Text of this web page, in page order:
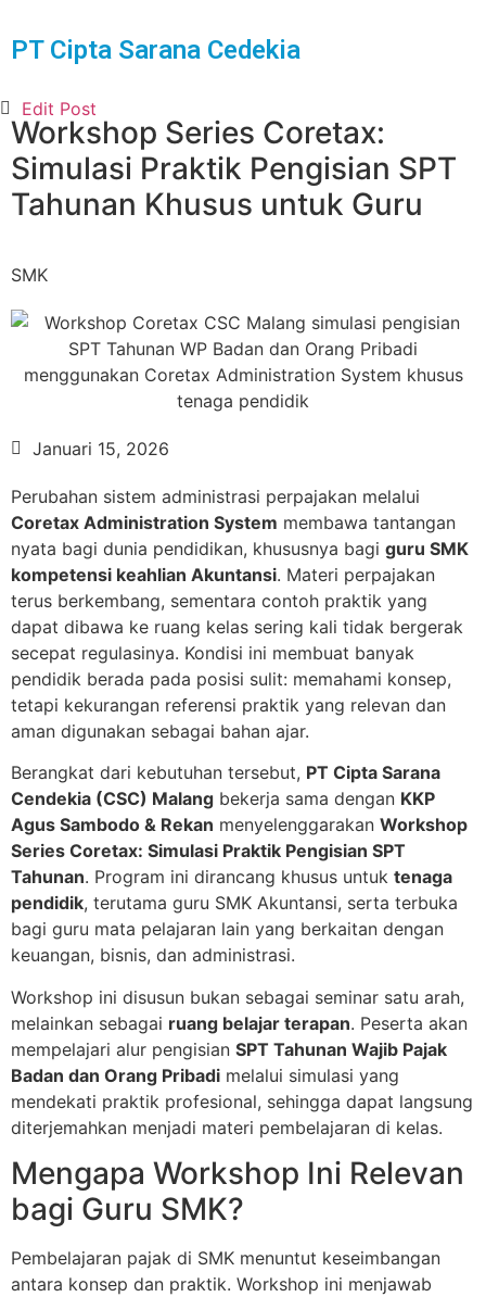
PT Cipta Sarana Cedekia
Edit Post
Workshop Series Coretax:
Simulasi Praktik Pengisian SPT
Tahunan Khusus untuk Guru
SMK
Januari 15, 2026
Perubahan sistem administrasi perpajakan melalui
Coretax Administration System membawa tantangan
nyata bagi dunia pendidikan, khususnya bagi guru SMK
kompetensi keahlian Akuntansi. Materi perpajakan
terus berkembang, sementara contoh praktik yang
dapat dibawa ke ruang kelas sering kali tidak bergerak
secepat regulasinya. Kondisi ini membuat banyak
pendidik berada pada posisi sulit: memahami konsep,
tetapi kekurangan referensi praktik yang relevan dan
aman digunakan sebagai bahan ajar.
Berangkat dari kebutuhan tersebut, PT Cipta Sarana
Cendekia (CSC) Malang bekerja sama dengan KKP
Agus Sambodo & Rekan menyelenggarakan Workshop
Series Coretax: Simulasi Praktik Pengisian SPT
Tahunan. Program ini dirancang khusus untuk tenaga
pendidik, terutama guru SMK Akuntansi, serta terbuka
bagi guru mata pelajaran lain yang berkaitan dengan
keuangan, bisnis, dan administrasi.
Workshop ini disusun bukan sebagai seminar satu arah,
melainkan sebagai ruang belajar terapan. Peserta akan
mempelajari alur pengisian SPT Tahunan Wajib Pajak
Badan dan Orang Pribadi melalui simulasi yang
mendekati praktik profesional, sehingga dapat langsung
diterjemahkan menjadi materi pembelajaran di kelas.
Mengapa Workshop Ini Relevan
bagi Guru SMK?
Pembelajaran pajak di SMK menuntut keseimbangan
antara konsep dan praktik. Workshop ini menjawab